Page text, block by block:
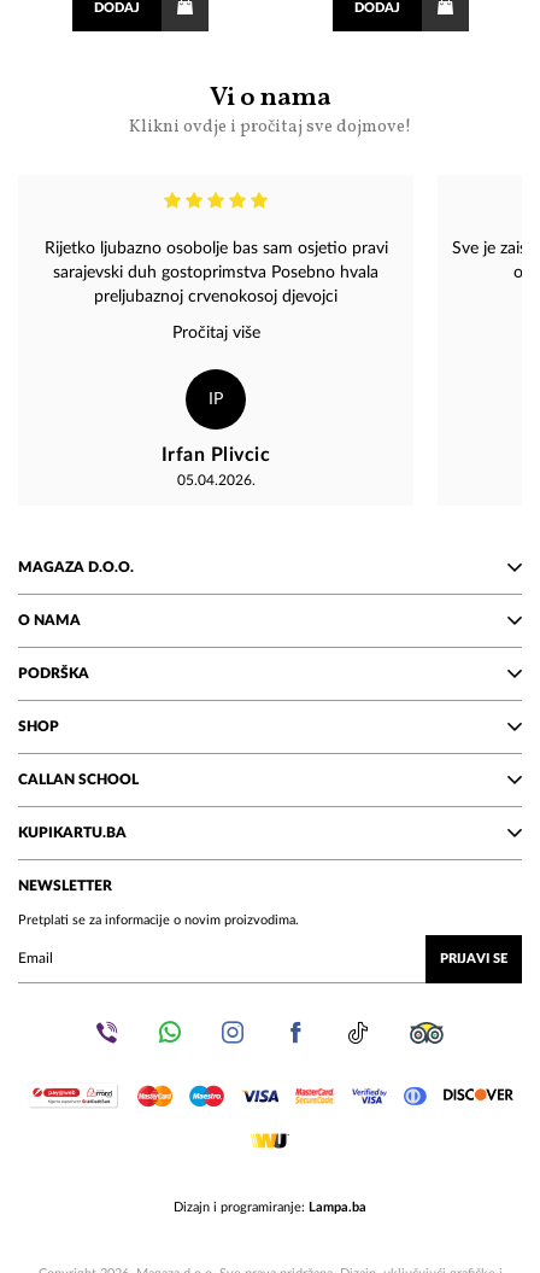
DODAJ DODAJ
Vi o nama
Klikni ovdje i pročitaj sve dojmove!
Rijetko ljubazno osobolje bas sam osjetio pravi
sarajevski duh gostoprimstva Posebno hvala
preljubaznoj crvenokosoj djevojci
Pročitaj više
IP
Irfan Plivcic
05.04.2026.
Sve je
MAGAZA D.O.O.
O NAMA
PODRŠKA
SHOP
CALLAN SCHOOL
KUPIKARTU.BA
NEWSLETTER
Pretplati se za informacije o novim proizvodima.
PRIJAVI SE
Dizajn i programiranje: Lampa.ba